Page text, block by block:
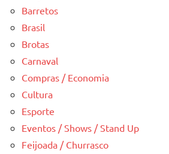
Barretos
Brasil
Brotas
Carnaval
Compras / Economia
Cultura
Esporte
Eventos / Shows / Stand Up
Feijoada / Churrasco